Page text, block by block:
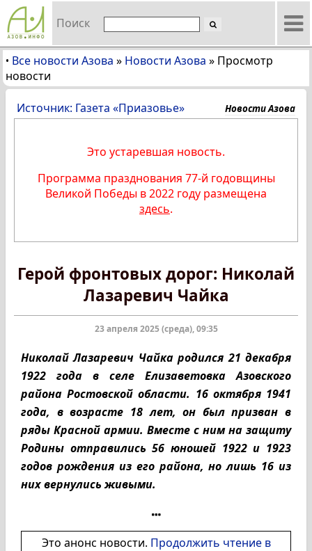
Поиск
• Все новости Азова » Новости Азова » Просмотр
новости
Источник: Газета «Приазовье» Новости Азова
Это устаревшая новость.
Программа празднования 77-й годовщины
Великой Победы в 2022 году размещена
здесь.
Герой фронтовых дорог: Николай
Лазаревич Чайка
23 апреля 2025 (среда), 09:35
Николай Лазаревич Чайка родился 21 декабря
1922 года в селе Елизаветовка Азовского
района Ростовской области. 16 октября 1941
года, в возрасте 18 лет, он был призван в
ряды Красной армии. Вместе с ним на защиту
Родины отправились 56 юношей 1922 и 1923
годов рождения из его района, но лишь 16 из
них вернулись живыми.
Это анонс новости. Продолжить чтение в